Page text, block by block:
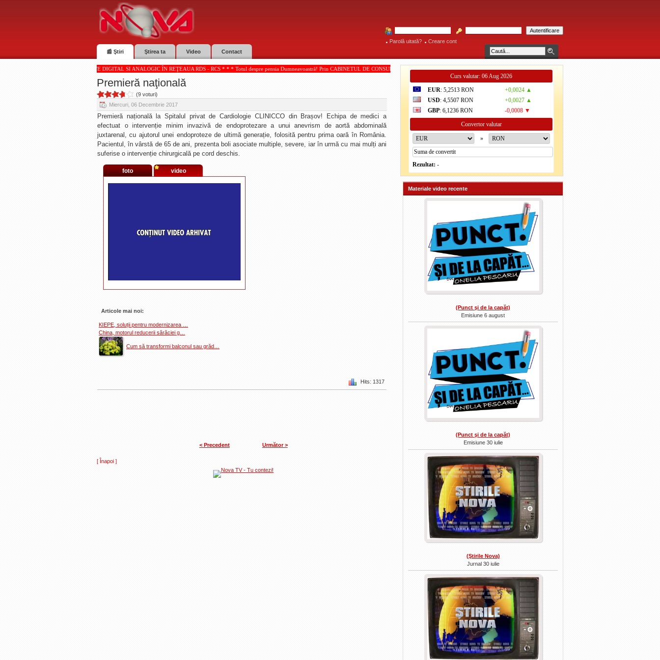
Parolă uitată?
Creare cont
📰 Ştiri
Ştirea ta Video Contact
NOVA TV SUNT RECEPŢIONATE DIGITAL SI ANALOGIC ÎN REŢEAUA RDS - RCS * * * Totul despre pensia Dumneavoastră! Prin CABINETUL DE CONSULTANŢĂ PENSII, acordate de IOAN PAMPARĂU! * * * Consultaţiile se acordă individual pe bază de programare
Premieră naţională
(9 voturi)
Miercuri, 06 Decembrie 2017
Premieră națională la Spitalul privat de Cardiologie CLINICCO din Brașov! Echipa de medici a
efectuat o intervenție minim invazivă de endoprotezare a unui anevrism de aortă abdominală
juxtarenal, cu ajutorul unei endoproteze de ultimă generație, folosită pentru prima oară în România.
Pacientul, în vârstă de 65 de ani, prezenta boli asociate multiple, severe, iar în urmă cu mai mulți ani
suferise o intervenție chirurgicală pe cord deschis.
foto video
Articole mai noi:
KIEPE, soluții pentru modernizarea …
China, motorul reducerii sărăciei g…
Cum să transformi balconul sau grăd…
Hits: 1317
< Precedent Următor >
[ Înapoi ]
Curs valutar: 06 Aug 2026
EUR: 5,2513 RON
+0,0024 ▲
USD: 4,5507 RON
+0,0027 ▲
GBP: 6,1236 RON
-0,0008 ▼
Convertor valutar
»
Rezultat: -
Materiale video recente
(Punct şi de la capăt)
Emisiune 6 august
(Punct şi de la capăt)
Emisiune 30 iulie
(Ştirile Nova)
Jurnal 30 iulie